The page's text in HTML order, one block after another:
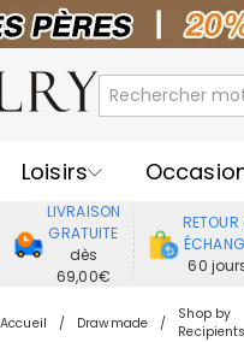
Loisirs
Destinataires
Nouveaux
LIVRAISON
GRATUITE
dès
69,00€
RETOUR
60
Accueil Drawmade
Shop by